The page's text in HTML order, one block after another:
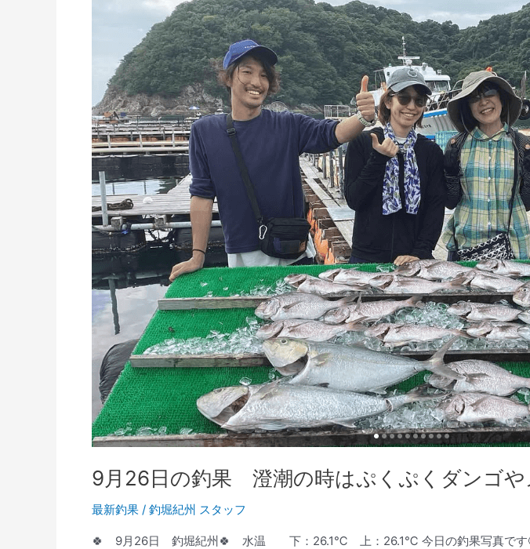
9月26日の釣果 澄潮の時はぷくぷくダンゴ
最新釣果 / 釣堀紀州 スタッフ
🍀 9月26日 釣堀紀州🍀 水温 下：26.1℃ 上：26.1℃ 今日の釣果写真です
果
澄
潮
の
時
は
ぷ
く
ぷ
く
ダ
ン
ゴ
や
ロ
メ
ロ
ピ
ー
が
お
す
す